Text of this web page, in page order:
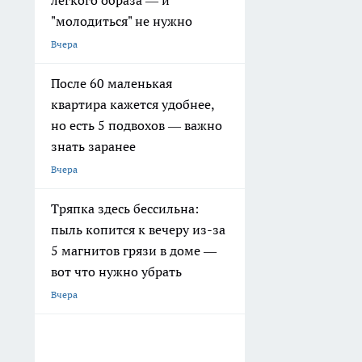
"молодиться" не нужно
Вчера
После 60 маленькая
квартира кажется удобнее,
но есть 5 подвохов — важно
знать заранее
Вчера
Тряпка здесь бессильна:
пыль копится к вечеру из-за
5 магнитов грязи в доме —
вот что нужно убрать
Вчера